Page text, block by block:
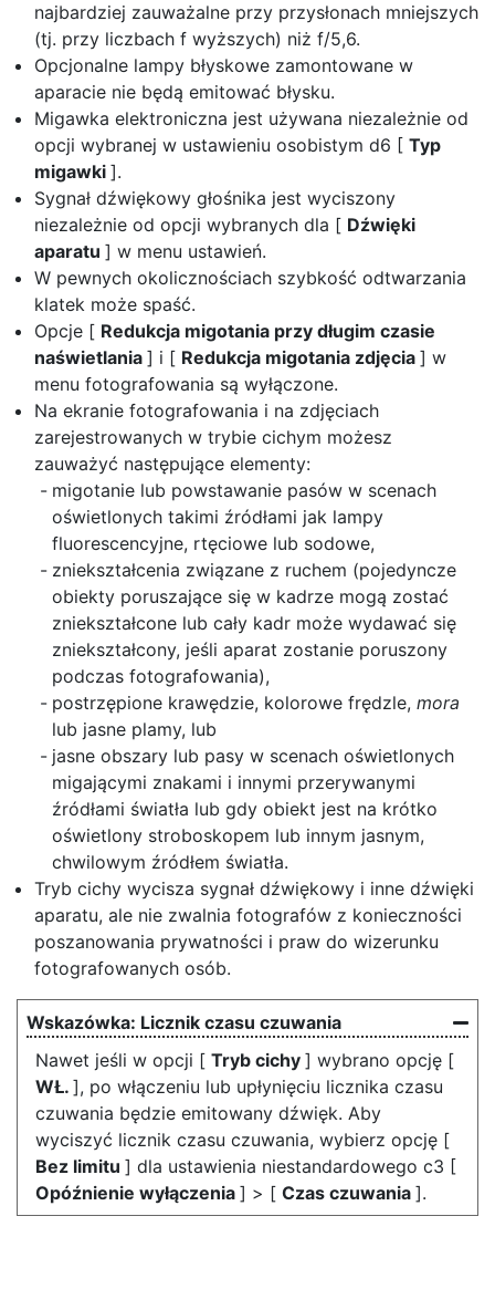
najbardziej zauważalne przy przysłonach mniejszych
(tj. przy liczbach f wyższych) niż f/5,6.
Opcjonalne lampy błyskowe zamontowane w
aparacie nie będą emitować błysku.
Migawka elektroniczna jest używana niezależnie od
opcji wybranej w ustawieniu osobistym d6 [ Typ
migawki ].
Sygnał dźwiękowy głośnika jest wyciszony
niezależnie od opcji wybranych dla [ Dźwięki
aparatu ] w menu ustawień.
W pewnych okolicznościach szybkość odtwarzania
klatek może spaść.
Opcje [ Redukcja migotania przy długim czasie
naświetlania ] i [ Redukcja migotania zdjęcia ] w
menu fotografowania są wyłączone.
Na ekranie fotografowania i na zdjęciach
zarejestrowanych w trybie cichym możesz
zauważyć następujące elementy:
migotanie lub powstawanie pasów w scenach
oświetlonych takimi źródłami jak lampy
fluorescencyjne, rtęciowe lub sodowe,
zniekształcenia związane z ruchem (pojedyncze
obiekty poruszające się w kadrze mogą zostać
zniekształcone lub cały kadr może wydawać się
zniekształcony, jeśli aparat zostanie poruszony
podczas fotografowania),
postrzępione krawędzie, kolorowe frędzle, mora
lub jasne plamy, lub
jasne obszary lub pasy w scenach oświetlonych
migającymi znakami i innymi przerywanymi
źródłami światła lub gdy obiekt jest na krótko
oświetlony stroboskopem lub innym jasnym,
chwilowym źródłem światła.
Tryb cichy wycisza sygnał dźwiękowy i inne dźwięki
aparatu, ale nie zwalnia fotografów z konieczności
poszanowania prywatności i praw do wizerunku
fotografowanych osób.
Licznik czasu czuwania
Nawet jeśli w opcji [ Tryb cichy ] wybrano opcję [
WŁ. ], po włączeniu lub upłynięciu licznika czasu
czuwania będzie emitowany dźwięk. Aby
wyciszyć licznik czasu czuwania, wybierz opcję [
Bez limitu ] dla ustawienia niestandardowego c3 [
Opóźnienie wyłączenia ] > [ Czas czuwania ].